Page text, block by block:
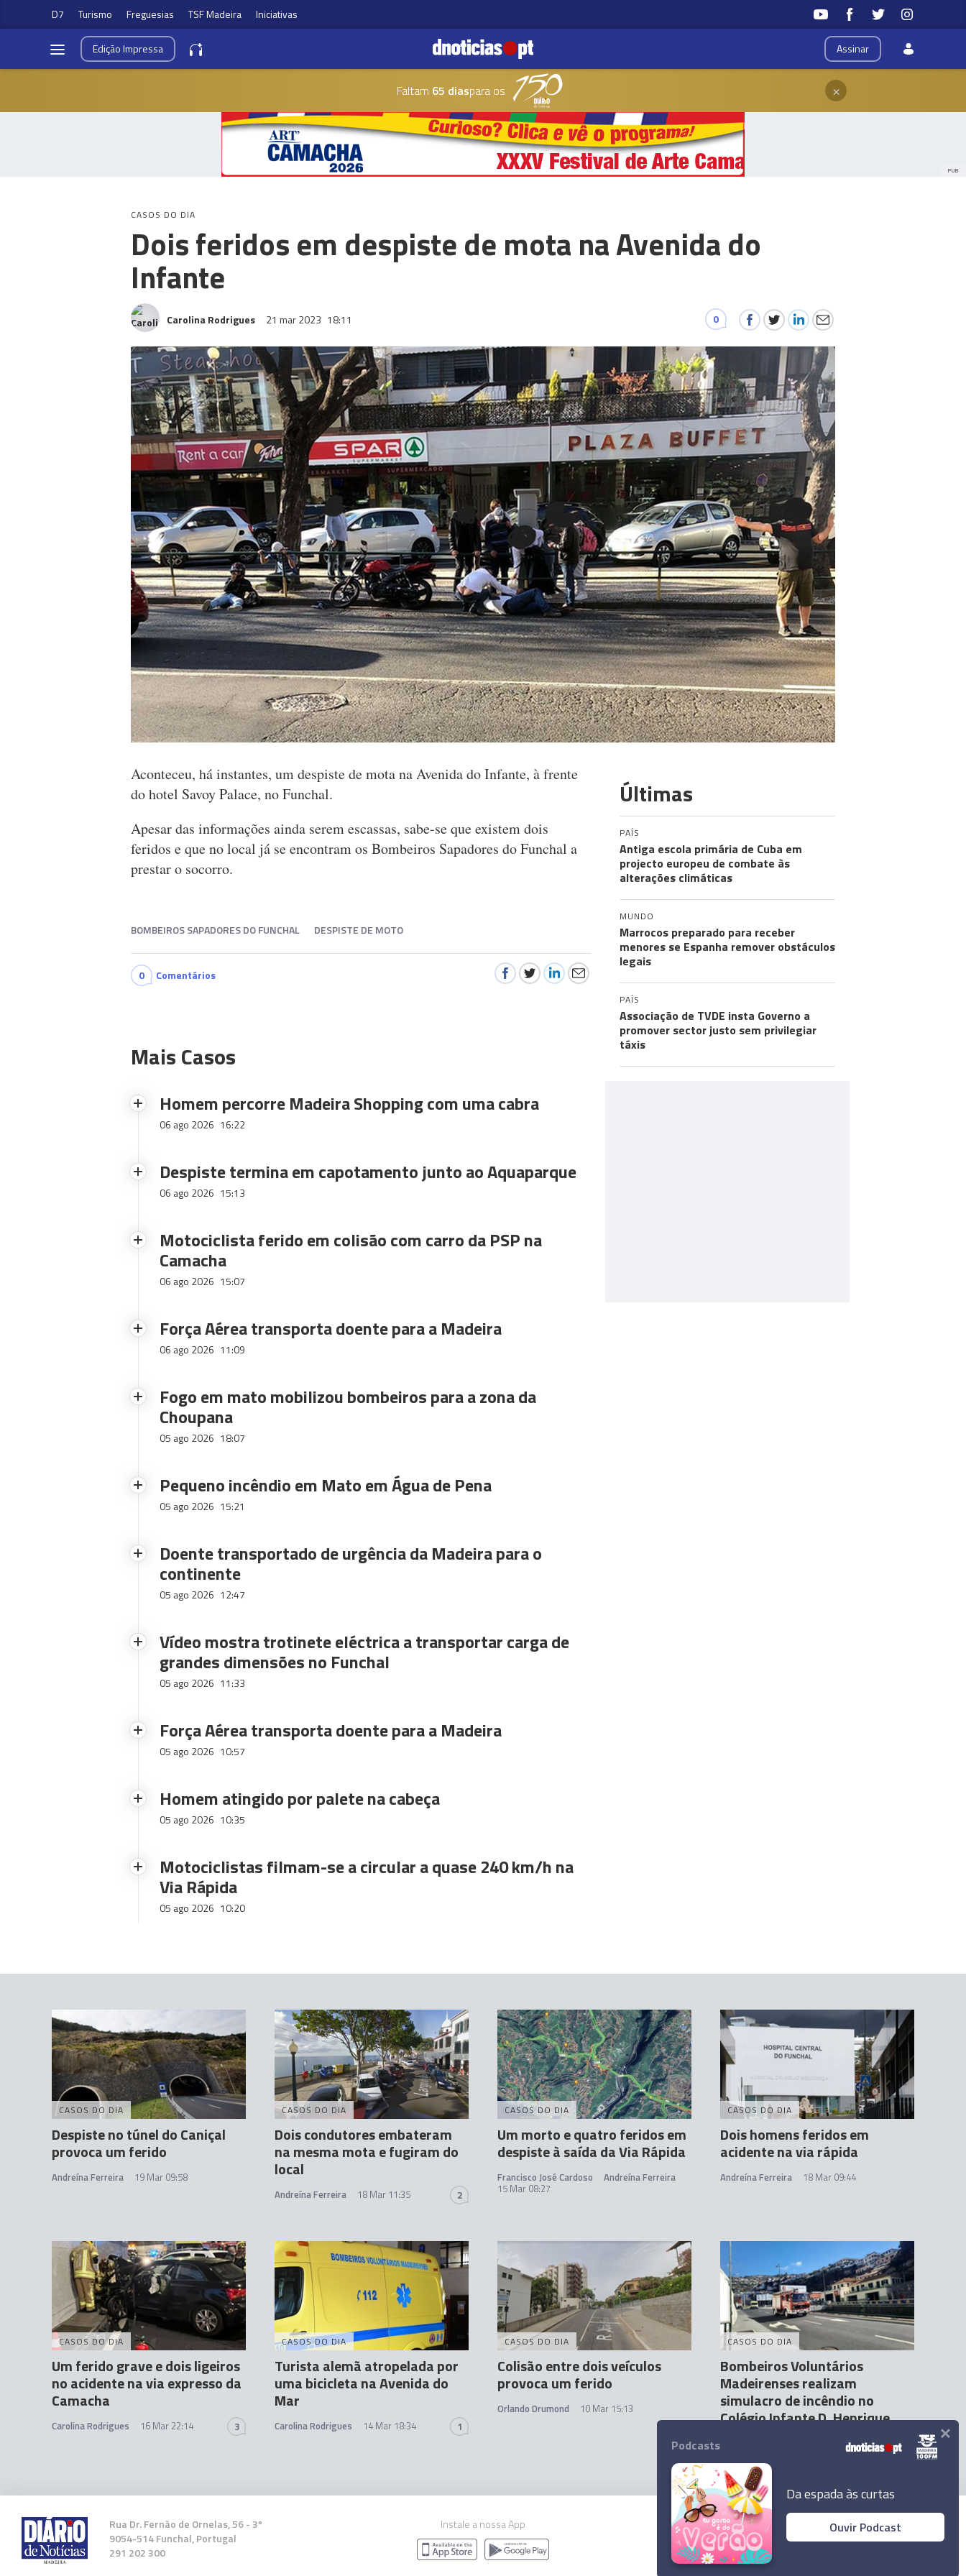
D7 Turismo Freguesias TSF Madeira Iniciativas
Assinar
EdiçãoImpressa
Faltam 65 diaspara os ×
PUB
CASOS DO DIA
Dois feridos em despiste de mota na Avenida do
Infante
Carolina Rodrigues 21 mar 2023 18:11 0
Aconteceu, há instantes, um despiste de mota na Avenida do Infante, à frente
do hotel Savoy Palace, no Funchal.
Apesar das informações ainda serem escassas, sabe-se que existem dois
feridos e que no local já se encontram os Bombeiros Sapadores do Funchal a
prestar o socorro.
BOMBEIROS SAPADORES DO FUNCHAL DESPISTE DE MOTO
0 Comentários
Mais Casos
Homem percorre Madeira Shopping com uma cabra
06 ago 2026 16:22
Despiste termina em capotamento junto ao Aquaparque
06 ago 2026 15:13
Motociclista ferido em colisão com carro da PSP na
Camacha
06 ago 2026 15:07
Força Aérea transporta doente para a Madeira
06 ago 2026 11:09
Fogo em mato mobilizou bombeiros para a zona da
Choupana
05 ago 2026 18:07
Pequeno incêndio em Mato em Água de Pena
05 ago 2026 15:21
Doente transportado de urgência da Madeira para o
continente
05 ago 2026 12:47
Vídeo mostra trotinete eléctrica a transportar carga de
grandes dimensões no Funchal
05 ago 2026 11:33
Força Aérea transporta doente para a Madeira
05 ago 2026 10:57
Homem atingido por palete na cabeça
05 ago 2026 10:35
Motociclistas filmam-se a circular a quase 240 km/h na
Via Rápida
05 ago 2026 10:20
Últimas
PAÍS
Antiga escola primária de Cuba em
projecto europeu de combate às
alterações climáticas
MUNDO
Marrocos preparado para receber
menores se Espanha remover obstáculos
legais
PAÍS
Associação de TVDE insta Governo a
promover sector justo sem privilegiar
táxis
CASOS DO DIA
Despiste no túnel do Caniçal
provoca um ferido
Andreína Ferreira 19 Mar 09:58
CASOS DO DIA
Dois condutores embateram
na mesma mota e fugiram do
local
Andreína Ferreira 18 Mar 11:35 2
CASOS DO DIA
Um morto e quatro feridos em
despiste à saída da Via Rápida
Francisco José Cardoso
Andreína Ferreira
15 Mar 08:27
CASOS DO DIA
Dois homens feridos em
acidente na via rápida
Andreína Ferreira 18 Mar 09:44
CASOS DO DIA
Um ferido grave e dois ligeiros
no acidente na via expresso da
Camacha
Carolina Rodrigues 16 Mar 22:14 3
CASOS DO DIA
Turista alemã atropelada por
uma bicicleta na Avenida do
Mar
Carolina Rodrigues 14 Mar 18:34 1
CASOS DO DIA
Colisão entre dois veículos
provoca um ferido
Orlando Drumond 10 Mar 15:13
CASOS DO DIA
Bombeiros Voluntários
Madeirenses realizam
simulacro de incêndio no
Colégio Infante D. Henrique
Rua Dr. Fernão de Ornelas, 56 - 3º
9054-514 Funchal, Portugal
291 202 300
Instale a nossa App
© 2023 Empresa Diário de Notícias, Lda.
Podcasts
Da espada às curtas
Ouvir Podcast
×